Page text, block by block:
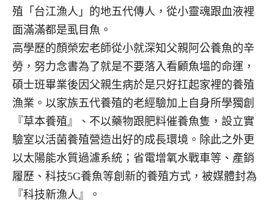
殖「台江漁人」的地五代傳人，從小靈魂跟血液裡
面滿滿都是虱目魚。
高學歷的顏榮宏老師從小就深知父親阿公養魚的辛
勞，努力念書為了就是不要落入看顧魚塭的命運，
碩士班畢業後因父親生病於是只好扛起家裡的養殖
漁業。以家族五代養殖的老經驗加上自身所學獨創
『草本養殖』、不以藥物跟肥料催養魚隻，設立實
驗室以活菌養殖營造出好的成長環境。除此之外更
以太陽能水質過濾系統；省電增氧水戰車等、產銷
履歷、科技5G養魚等創新的養殖方式，被媒體封為
『科技新漁人』。